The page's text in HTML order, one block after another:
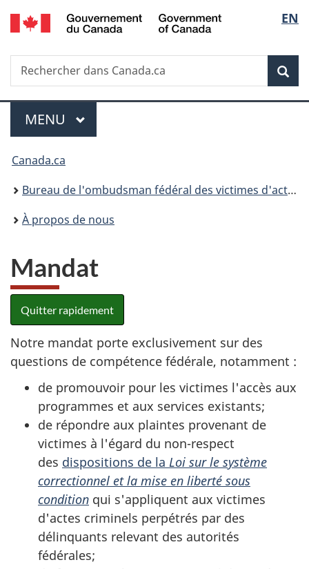
Passer
au
principal
Passer
à
Au
du
Passer
à
version
simplifiée
de
la
EN
Recherche
Rechercher
dans
Menu
MENU PRINCIPAL
Vous
êtes
ici :
Canada.ca
Bureau de l'ombudsman fédéral des victimes d'actes criminels
À propos de nous
Mandat
Quitter rapidement
Notre mandat porte exclusivement sur des
questions de compétence fédérale, notamment :
de promouvoir pour les victimes l'accès aux
programmes et aux services existants;
de répondre aux plaintes provenant de
victimes à l'égard du non-respect
des dispositions de la Loi sur le système
correctionnel et la mise en liberté sous
condition qui s'appliquent aux victimes
d'actes criminels perpétrés par des
délinquants relevant des autorités
fédérales;